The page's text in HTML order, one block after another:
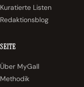
Kuratierte Listen
Redaktionsblog
SEITE
Über MyGall
Methodik